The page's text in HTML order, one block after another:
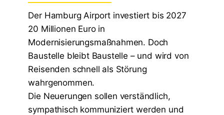
Der Hamburg Airport investiert bis 2027
20 Millionen Euro in
Modernisierungsmaßnahmen. Doch
Baustelle bleibt Baustelle – und wird von
Reisenden schnell als Störung
wahrgenommen.
Die Neuerungen sollen verständlich,
sympathisch kommuniziert werden und